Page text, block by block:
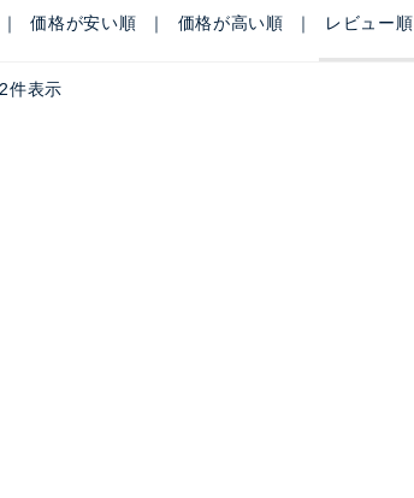
価格が安い順 価格が高い順 レビュー順
2件表示